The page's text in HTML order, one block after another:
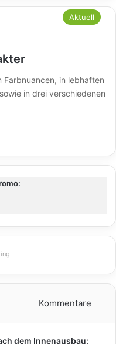
Aktuell
Farbnuancen, in lebhaften
in drei verschiedenen
Kommentare
dem Innenausbau: